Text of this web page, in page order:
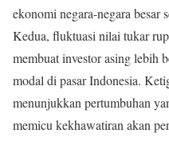
ekonomi negara-negara
Kedua, fluktuasi nilai tukar
membuat investor asing lebih
modal di pasar Indonesia.
menunjukkan pertumbuhan
memicu kekhawatiran akan